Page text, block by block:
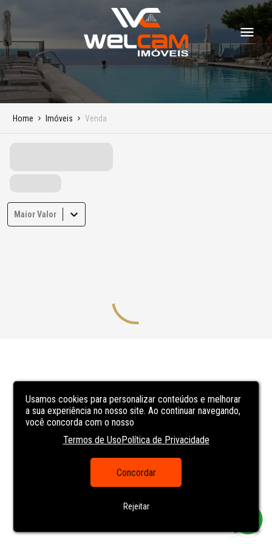
Usamos cookies para personalizar conteúdos e melhorar
a sua experiência no nosso site. Ao continuar navegando,
você concorda com o nosso
Termos de UsoPolítica de Privacidade
Concordar
Rejeitar
Home Imóveis Venda
Maior Valor